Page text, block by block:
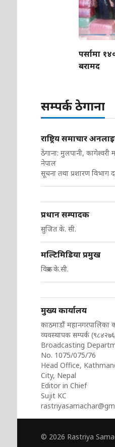
पर्सामा
बरामद
सम्पर्क ठेगाना
राष्ट्रिय समाचार
ठेगाना: मुलपानी, कागेश्वरी
नेपाल
सूचना तथा प्रशारण विभाग
प्रधान सम्पादक
सुजित के. सी.
मल्टिमिडिया प्रमुख
विक्रम के.सी.
मुख्य कार्यालय
काठमाडौं महानगरपालिका
व्यवस्थापक सम्पर्क
Broadcasting
No. 1075/075/76
Head Office,
City, Nepal
Editor in Chief
Sujit KC
© 2026 Rastriya